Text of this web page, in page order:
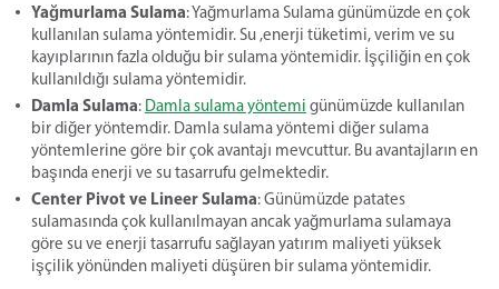
Yağmurlama Sulama: Yağmurlama Sulama günümüzde en çok
kullanılan sulama yöntemidir. Su ,enerji tüketimi, verim ve su
kayıplarının fazla olduğu bir sulama yöntemidir. İşçiliğin en çok
kullanıldığı sulama yöntemidir.
Damla Sulama: Damla sulama yöntemi günümüzde kullanılan
bir diğer yöntemdir. Damla sulama yöntemi diğer sulama
yöntemlerine göre bir çok avantajı mevcuttur. Bu avantajların en
başında enerji ve su tasarrufu gelmektedir.
Center Pivot ve Lineer Sulama: Günümüzde patates
sulamasında çok kullanılmayan ancak yağmurlama sulamaya
göre su ve enerji tasarrufu sağlayan yatırım maliyeti yüksek
işçilik yönünden maliyeti düşüren bir sulama yöntemidir.